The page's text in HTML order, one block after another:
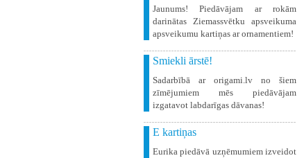
Jaunums! Piedāvājam ar rokām
darinātas Ziemassvētku apsveikuma
apsveikumu kartiņas ar ornamentiem!
Smiekli ārstē!
Sadarbībā ar origami.lv no šiem
zīmējumiem mēs piedāvājam
izgatavot labdarīgas dāvanas!
E kartiņas
Eurika piedāvā uzņēmumiem izveidot